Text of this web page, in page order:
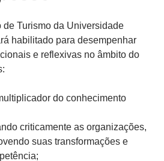
de Turismo da Universidade
habilitado para desempenhar
e reflexivas no âmbito do
do conhecimento
criticamente as organizações,
suas transformações e